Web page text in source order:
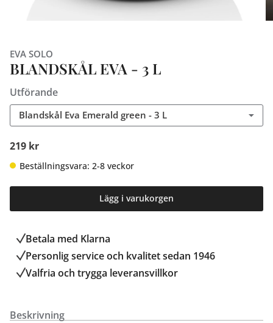
EVA SOLO
BLANDSKÅL EVA - 3 L
Utförande
Blandskål Eva Emerald green - 3 L
219 kr
Beställningsvara: 2-8 veckor
Lägg i varukorgen
Betala med Klarna
Personlig service och kvalitet sedan 1946
Valfria och trygga leveransvillkor
Beskrivning